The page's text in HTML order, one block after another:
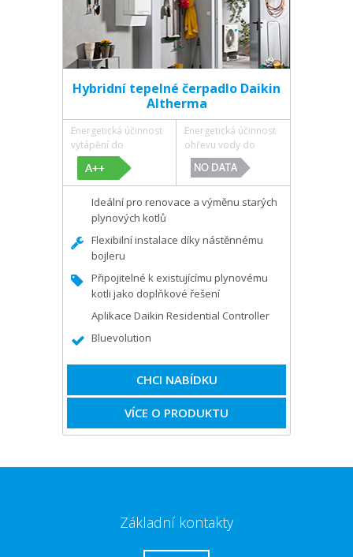
Hybridní tepelné čerpadlo Daikin
Altherma
Energetická účinnost
vytápění do
Energetická účinnost
ohřevu vody do
Ideální pro renovace a výměnu starých
plynových kotlů
Flexibilní instalace díky nástěnnému
bojleru
Připojitelné k existujícímu plynovému
kotli jako doplňkové řešení
Aplikace Daikin Residential Controller
Bluevolution
CHCI NABÍDKU
VÍCE O PRODUKTU
Základní kontakty